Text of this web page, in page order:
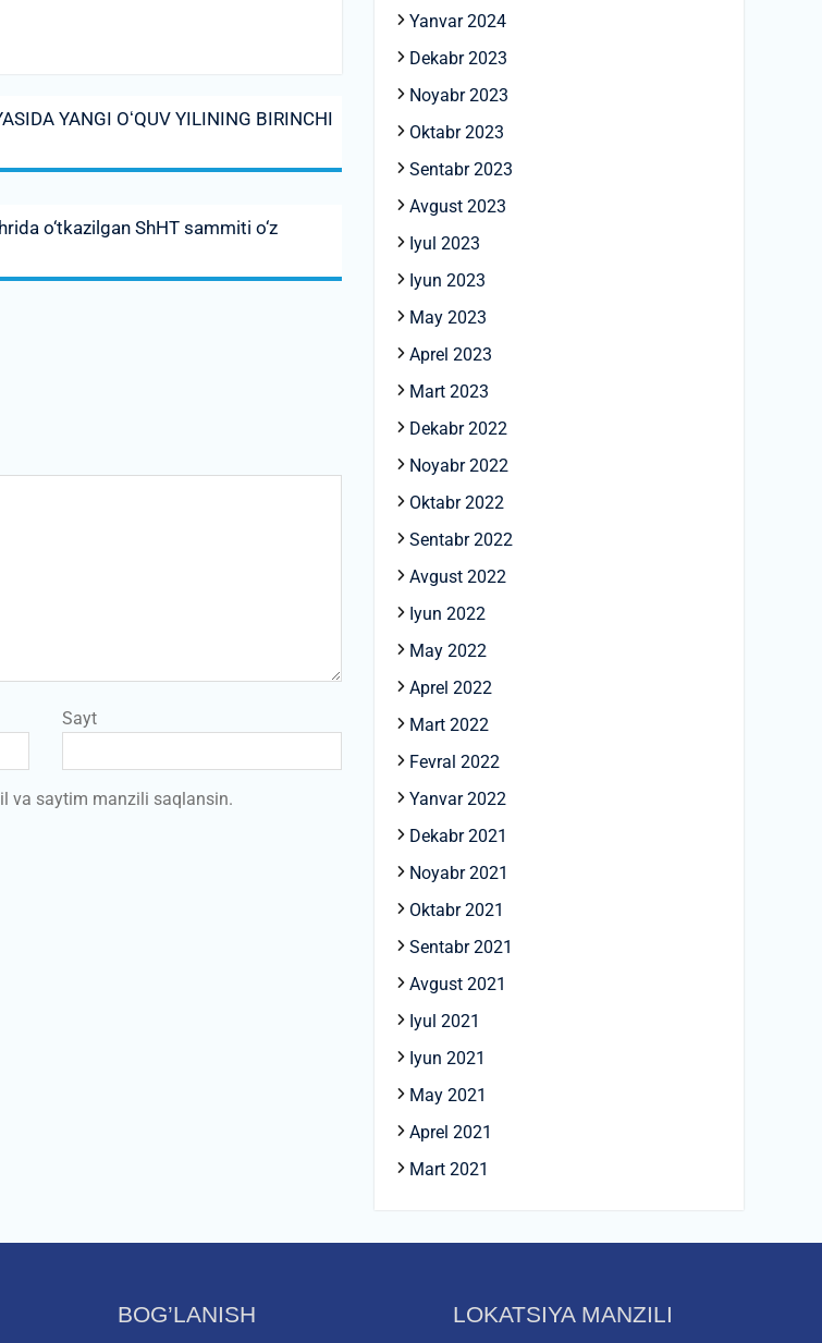
YANGI OʻQUV YILINING BIRINCHI
o‘tkazilgan ShHT sammiti o‘z
Sayt
va saytim manzili saqlansin.
Yanvar 2024
Dekabr 2023
Noyabr 2023
Oktabr 2023
Sentabr 2023
Avgust 2023
Iyul 2023
Iyun 2023
May 2023
Aprel 2023
Mart 2023
Dekabr 2022
Noyabr 2022
Oktabr 2022
Sentabr 2022
Avgust 2022
Iyun 2022
May 2022
Aprel 2022
Mart 2022
Fevral 2022
Yanvar 2022
Dekabr 2021
Noyabr 2021
Oktabr 2021
Sentabr 2021
Avgust 2021
Iyul 2021
Iyun 2021
May 2021
Aprel 2021
Mart 2021
BOG’LANISH LOKATSIYA MANZILI